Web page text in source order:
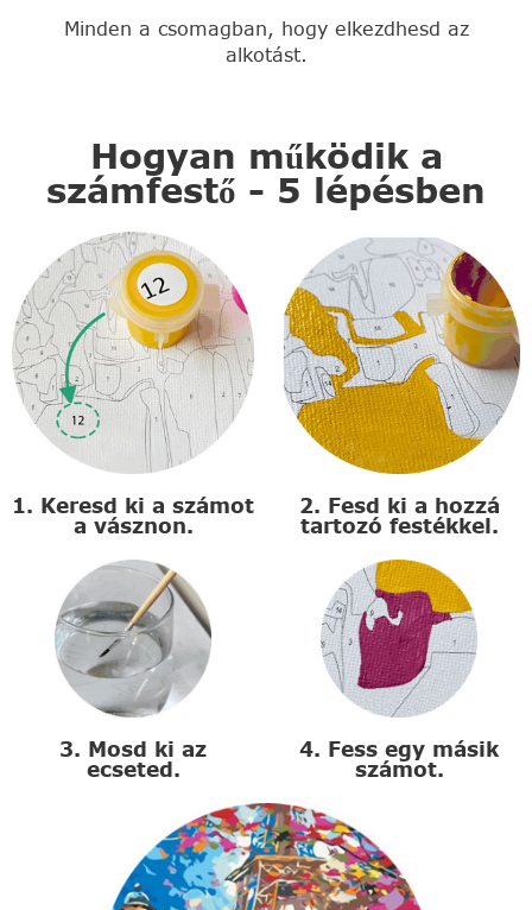
Minden a csomagban, hogy elkezdhesd az
alkotást.
Hogyan működik a
számfestő - 5 lépésben
1. Keresd ki a számot
a vásznon.
2. Fesd ki a hozzá
tartozó festékkel.
3. Mosd ki az
ecseted.
4. Fess egy másik
számot.